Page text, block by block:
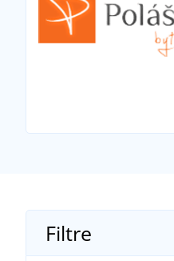
Filtre